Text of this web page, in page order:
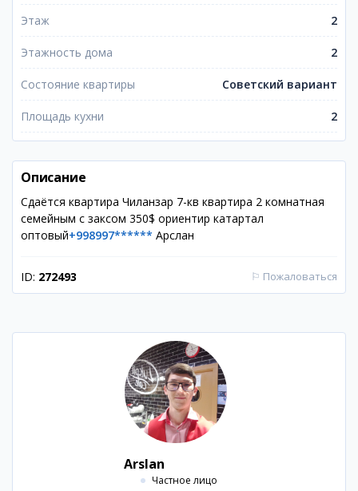
Этаж 2
Этажность дома 2
Состояние квартиры Советский вариант
Площадь кухни 2
Описание
Сдаётся квартира Чиланзар 7-кв квартира 2 комнатная
семейным с заксом 350$ ориентир катартал
оптовый+998997****** Арслан
ID: 272493 ⚐ Пожаловаться
Arslan
Частное лицо